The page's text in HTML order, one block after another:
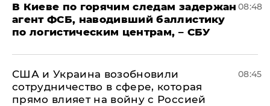
В Киеве по горячим следам задержан
агент ФСБ, наводивший баллистику
по логистическим центрам, – СБУ
08:48
США и Украина возобновили
сотрудничество в сфере, которая
прямо влияет на войну с Россией
08:45